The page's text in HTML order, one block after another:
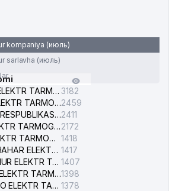
kompaniya (июль)
sarlavha (июль)
YASHNOBOD ELEKTR TARMOG'I NOSOZLIKLARI XIZMATI 3182
CHILONZOR ELEKTR TARMOG'I NOSOZLIK XIZMATI2459
O'ZBEKISTON RESPUBLIKASI BOSH PROKURATURASI ISHONCH TELEFONI2411
OLMAZOR ELEKTR TARMOG'I NOSOZLIKLARI XIZMATI2172
UCH-TEPA ELEKTR TARMOG'I NOSOZLIKLARI XIZMATI 1418
TOSHKENT SHAHAR ELEKTR TARMOQLARI KORXONASI AJ 1417
SHAYXONTOHUR ELEKTR TARMOG'I NOSOZLIKLARINI TUZATISH XIZMATI 1407
SAMARQAND ELEKTR TARMOQLARI AJ1398
SURXONDARYO ELEKTR TARMOQLARI AJ 1378